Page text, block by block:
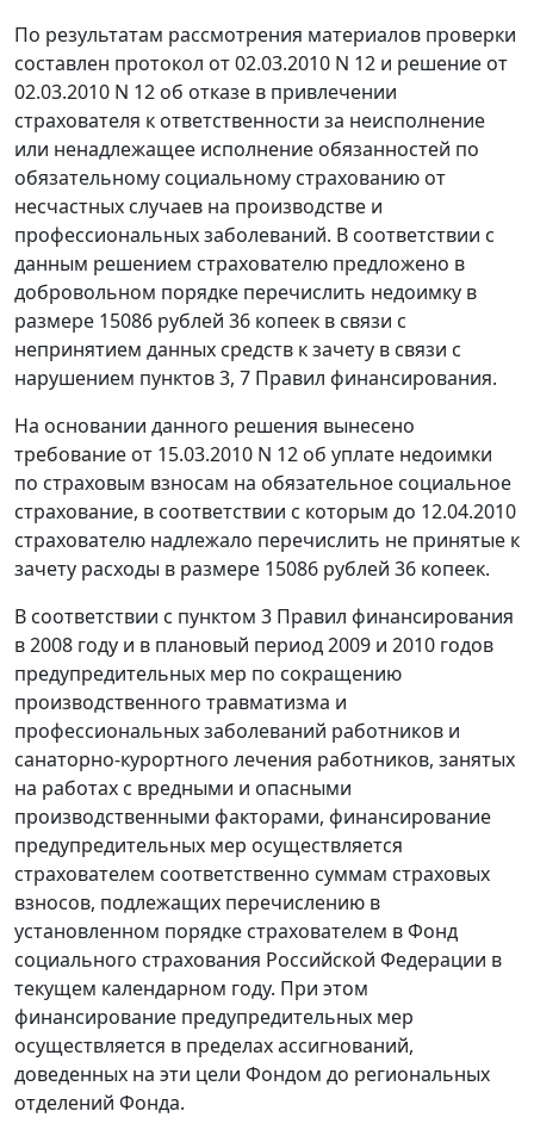
По результатам рассмотрения материалов проверки
составлен протокол от 02.03.2010 N 12 и решение от
02.03.2010 N 12 об отказе в привлечении
страхователя к ответственности за неисполнение
или ненадлежащее исполнение обязанностей по
обязательному социальному страхованию от
несчастных случаев на производстве и
профессиональных заболеваний. В соответствии с
данным решением страхователю предложено в
добровольном порядке перечислить недоимку в
размере 15086 рублей 36 копеек в связи с
непринятием данных средств к зачету в связи с
нарушением пунктов 3, 7 Правил финансирования.
На основании данного решения вынесено
требование от 15.03.2010 N 12 об уплате недоимки
по страховым взносам на обязательное социальное
страхование, в соответствии с которым до 12.04.2010
страхователю надлежало перечислить не принятые к
зачету расходы в размере 15086 рублей 36 копеек.
В соответствии с пунктом 3 Правил финансирования
в 2008 году и в плановый период 2009 и 2010 годов
предупредительных мер по сокращению
производственного травматизма и
профессиональных заболеваний работников и
санаторно-курортного лечения работников, занятых
на работах с вредными и опасными
производственными факторами, финансирование
предупредительных мер осуществляется
страхователем соответственно суммам страховых
взносов, подлежащих перечислению в
установленном порядке страхователем в Фонд
социального страхования Российской Федерации в
текущем календарном году. При этом
финансирование предупредительных мер
осуществляется в пределах ассигнований,
доведенных на эти цели Фондом до региональных
отделений Фонда.